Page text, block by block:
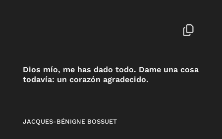
Dios mío, me has dado todo. Dame una cosa
todavía: un corazón agradecido.
JACQUES-BÉNIGNE BOSSUET